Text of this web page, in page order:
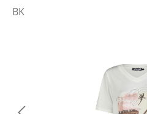
BK